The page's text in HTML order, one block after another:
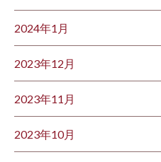
2024年1月
2023年12月
2023年11月
2023年10月